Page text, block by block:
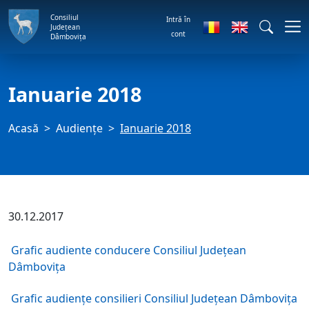
Consiliul
Județean
Dâmbovița
Intră în
cont
Ianuarie 2018
Acasă Audienţe Ianuarie 2018
30.12.2017
Grafic audiente conducere Consiliul Județean
Dâmbovița
Grafic audiențe consilieri Consiliul Județean Dâmbovița